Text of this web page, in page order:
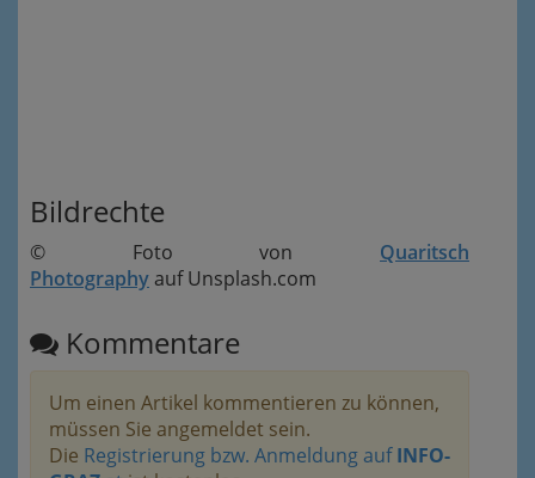
Bildrechte
© Foto von Quaritsch
Photographyauf Unsplash.com
Kommentare
Um einen Artikel kommentieren zu können,
müssen Sie angemeldet sein.
Die Registrierung bzw. Anmeldung aufINFO-